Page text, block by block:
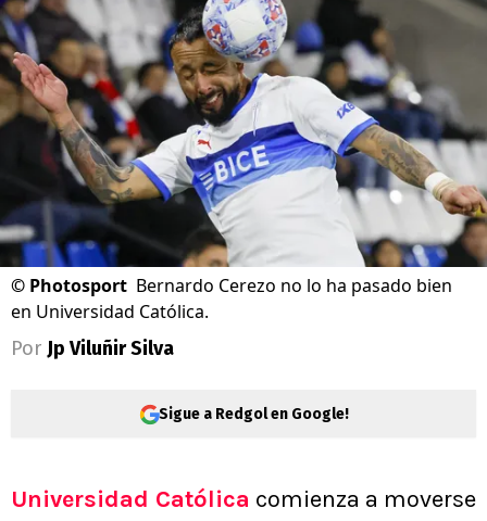
© Photosport Bernardo Cerezo no lo ha pasado bien
en Universidad Católica.
Por Jp Viluñir Silva
Sigue a Redgol en Google!
Universidad Católica comienza a moverse